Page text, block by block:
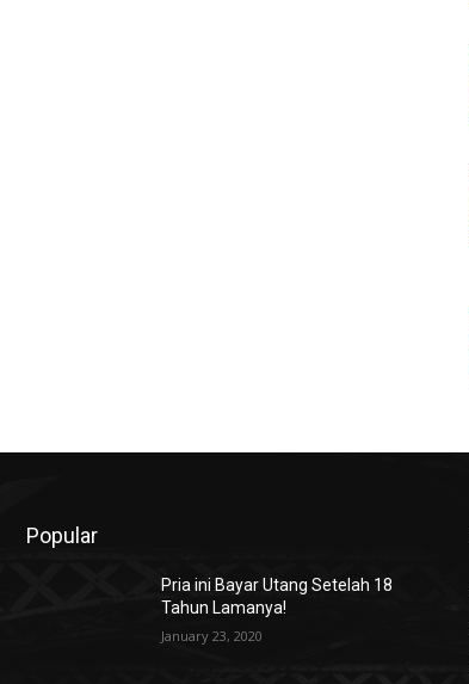
Popular
Pria ini Bayar Utang Setelah 18
Tahun Lamanya!
January 23, 2020